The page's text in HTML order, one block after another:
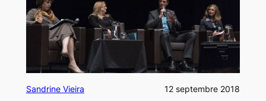
Sandrine Vieira 12 septembre 2018